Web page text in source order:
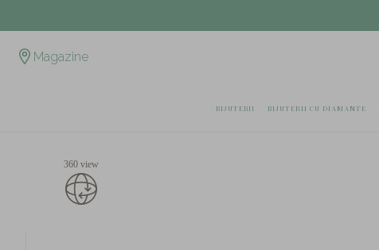
Magazine
BIJUTERII BIJUTERII CU DIAMANTE
360 view